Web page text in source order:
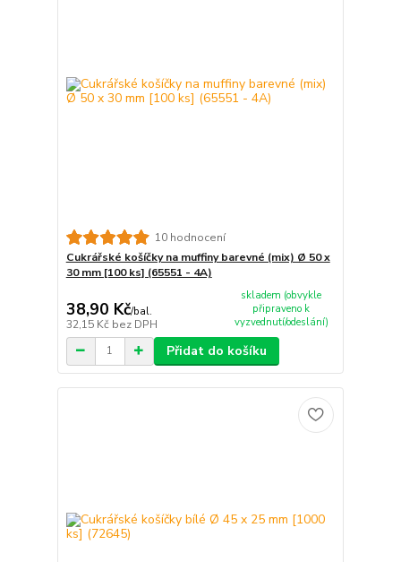
10 hodnocení
Cukrářské košíčky na muffiny barevné (mix) Ø 50 x
30 mm [100 ks] (65551 - 4A)
38,90 Kč/bal.
32,15 Kč bez DPH
skladem (obvykle
připraveno k
vyzvednutí/odeslání)
Přidat do košíku